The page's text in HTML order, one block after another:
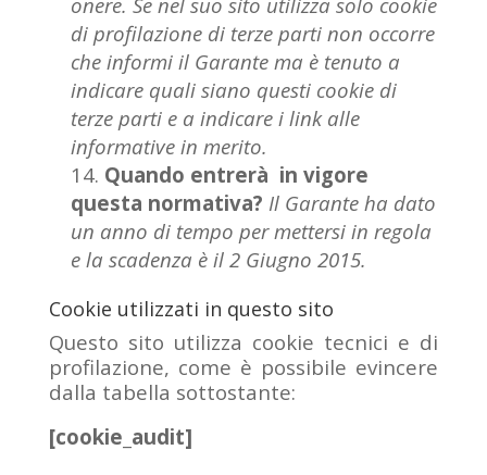
di profilazione di terze parti non occorre
che informi il Garante ma è tenuto a
indicare quali siano questi cookie di
terze parti e a indicare i link alle
informative in merito.
Quando entrerà in vigore
questa normativa? Il Garante ha dato
un anno di tempo per mettersi in regola
e la scadenza è il 2 Giugno 2015.
Cookie utilizzati in questo sito
Questo sito utilizza cookie tecnici e di
profilazione, come è possibile evincere
dalla tabella sottostante:
[cookie_audit]